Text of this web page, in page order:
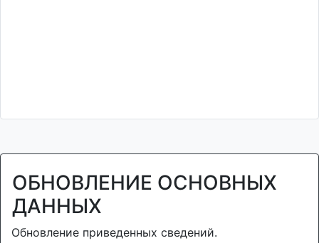
ОБНОВЛЕНИЕ ОСНОВНЫХ
ДАННЫХ
Обновление приведенных сведений.